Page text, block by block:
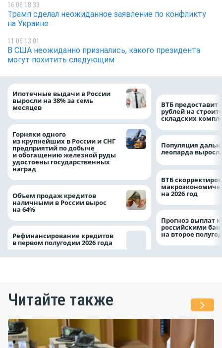
16.06 18:33
Трамп сделал неожиданное заявление по конфликту
на Украине
11.06 13:01
В США неожиданно признались, какого президента
могут похитить следующим
Ипотечные выдачи в России
выросли на 38% за семь
месяцев
Горняки одного
из крупнейших в России и СНГ
предприятий по добыче
и обогащению железной руды
удостоены государственных
наград
Объем продаж кредитов
наличными в России вырос
на 64%
Рефинансирование кредитов
в первом полугодии 2026 года
ВТБ предоставит
рублей на
складских
Популяция
леопарда
ВТБ
на 2026 год
Прогноз выплат
российскими
на второе
Читайте также